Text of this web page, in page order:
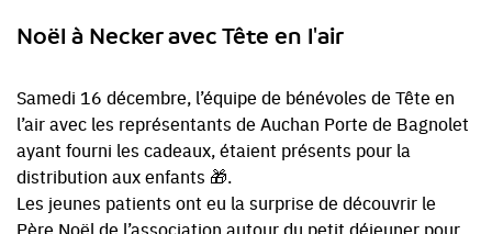
Noël à Necker avec Tête en l'air
Samedi 16 décembre, l’équipe de bénévoles de Tête en
l’air avec les représentants de Auchan Porte de Bagnolet
ayant fourni les cadeaux, étaient présents pour la
distribution aux enfants 🎁.
Les jeunes patients ont eu la surprise de découvrir le
Père Noël de l’association autour du petit déjeuner pour